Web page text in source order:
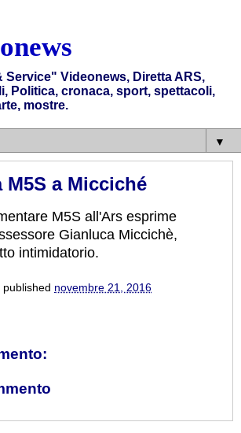
Service" Videonews, Diretta ARS,
Politica, cronaca, sport, spettacoli,
mostre.
▼
a Micciché
M5S all'Ars esprime
Gianluca Miccichè,
intimidatorio.
published novembre 21, 2016